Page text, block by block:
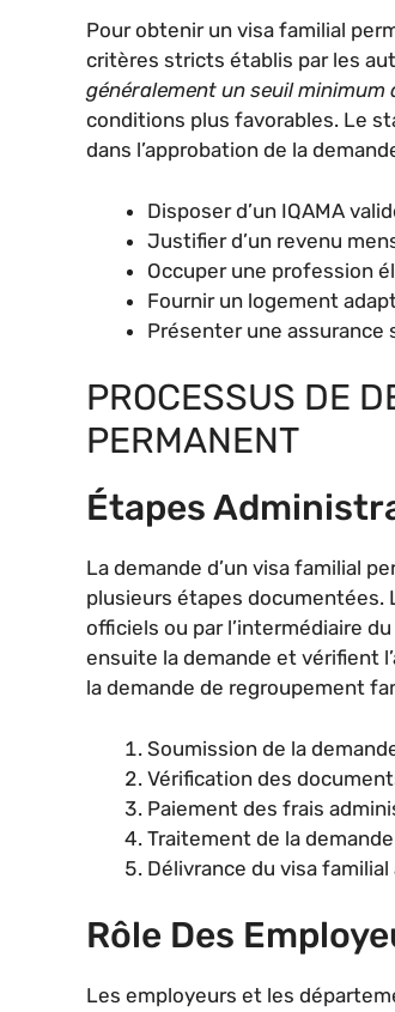
Pour obtenir un visa familial
critères stricts établis par les
généralement un seuil minimum
conditions plus favorables. Le
dans l’approbation de la
Disposer d’un IQAMA
Justifier d’un revenu
Occuper une profession
Fournir un logement
Présenter une assurance
PROCESSUS DE
PERMANENT
Étapes
La demande d’un visa familial
plusieurs étapes documentées.
officiels ou par l’intermédiaire
ensuite la demande et vérifient
la demande de regroupement
Soumission de la
Vérification des
Paiement des frais
Traitement de la
Délivrance du visa
Rôle Des
Les employeurs et les